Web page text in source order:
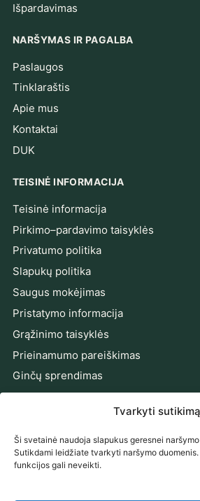
Tvarkyti sutikimą
Ši svetainė naudoja slapukus geresnei
Sutikdami leidžiate tvarkyti naršymo
funkcijos gali neveikti.
Išpardavimas
NARŠYMAS IR PAGALBA
Paslaugos
Tinklaraštis
Apie mus
Kontaktai
DUK
TEISINĖ INFORMACIJA
Teisinė informacija
Pirkimo–pardavimo taisyklės
Privatumo politika
Slapukų politika
Saugus mokėjimas
Pristatymo informacija
Grąžinimo taisyklės
Prieinamumo pareiškimas
Ginčų sprendimas
PRENUMERUOKITE NAUJIENAS
paštą.